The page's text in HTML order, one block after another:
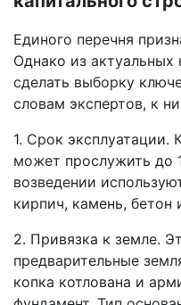
Единого перечня
Однако из
сделать выборку
словам экспертов, к
1. Срок эксплуатации.
может прослужить до
возведении
кирпич, камень, бетон
2. Привязка к земле.
предварительные
копка котлована и